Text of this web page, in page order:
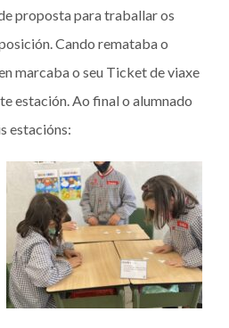
proposta para traballar os
Cando remataba o
marcaba o seu Ticket de viaxe
estación. Ao final o alumnado
estacións: